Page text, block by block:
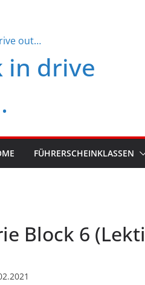
in drive
FÜHRERSCHEINKLASSEN
Block 6